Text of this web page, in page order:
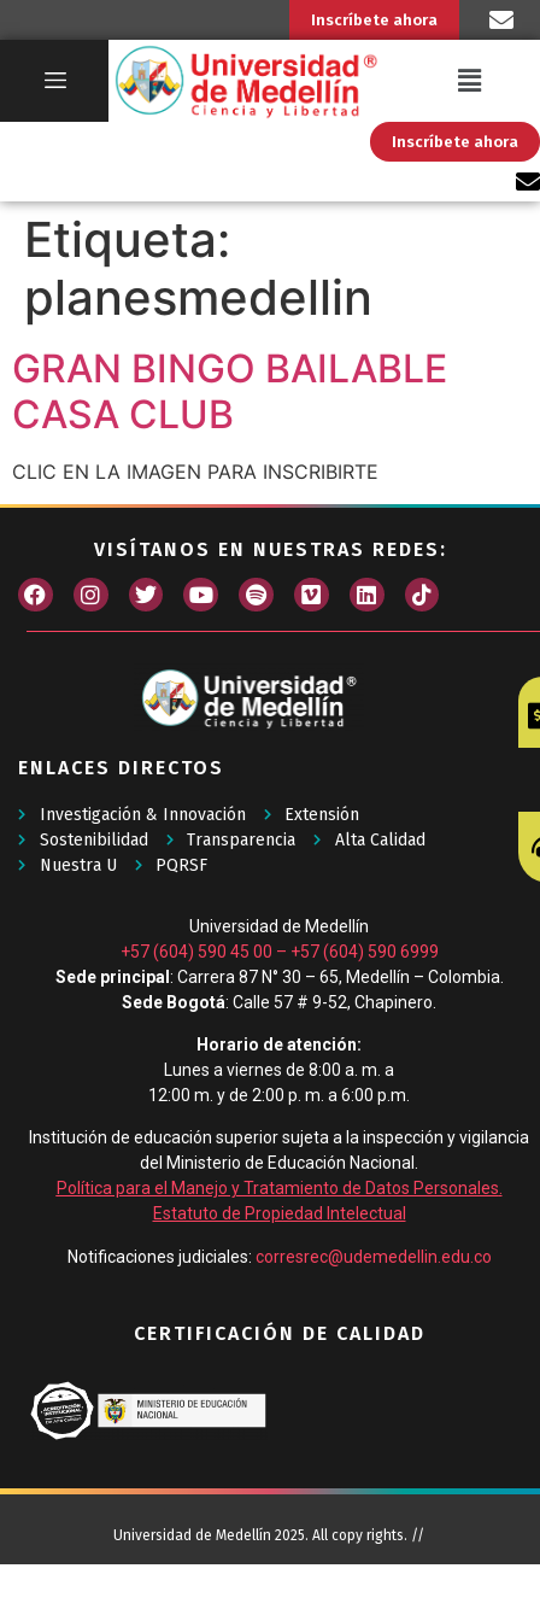
Inscríbete ahora
Inscríbete ahora
Etiqueta:
planesmedellin
GRAN BINGO BAILABLE
CASA CLUB
CLIC EN LA IMAGEN PARA INSCRIBIRTE
VISÍTANOS EN NUESTRAS REDES:
ENLACES DIRECTOS
Investigación & Innovación
Extensión
Sostenibilidad
Transparencia
Alta Calidad
Nuestra U
PQRSF
Universidad de Medellín
+57 (604) 590 45 00 – +57 (604) 590 6999
Sede principal: Carrera 87 N° 30 – 65, Medellín – Colombia.
Sede Bogotá: Calle 57 # 9-52, Chapinero.
Horario de atención:
Lunes a viernes de 8:00 a. m. a
12:00 m. y de 2:00 p. m. a 6:00 p.m.
Institución de educación superior sujeta a la inspección y vigilancia
del Ministerio de Educación Nacional.
Política para el Manejo y Tratamiento de Datos Personales.
Estatuto de Propiedad Intelectual
Notificaciones judiciales: corresrec@udemedellin.edu.co
CERTIFICACIÓN DE CALIDAD
Universidad de Medellín 2025. All copy rights. //